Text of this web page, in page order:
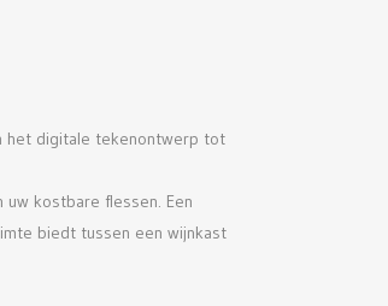
het digitale tekenontwerp tot
kostbare flessen. Een
biedt tussen een wijnkast